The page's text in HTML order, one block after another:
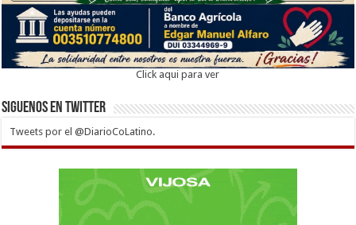
Click aqui para ver
Siguenos en twitter
Tweets por el @DiarioCoLatino.